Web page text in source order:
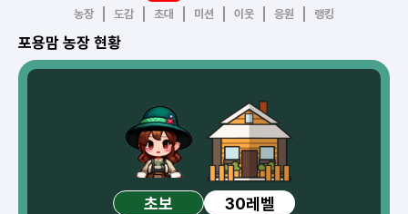
농장 도감 초대 미션 이웃 응원 랭킹
포용맘 농장 현황
초보 30레벨